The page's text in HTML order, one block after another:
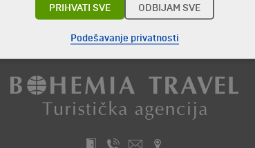
PRIHVATI SVE ODBIJAM SVE
Podešavanje privatnosti